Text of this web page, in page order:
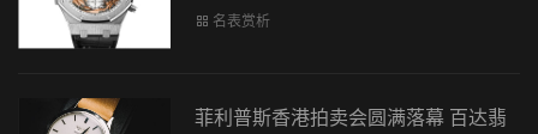
名表赏析
菲利普斯香港拍卖会圆满落幕 百达翡